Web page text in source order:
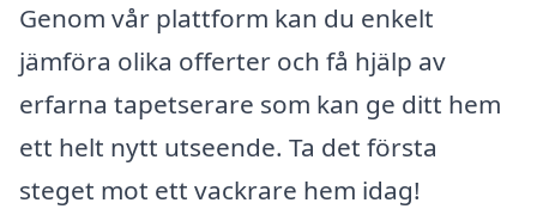
Genom vår plattform kan du enkelt
jämföra olika offerter och få hjälp av
erfarna tapetserare som kan ge ditt hem
ett helt nytt utseende. Ta det första
steget mot ett vackrare hem idag!